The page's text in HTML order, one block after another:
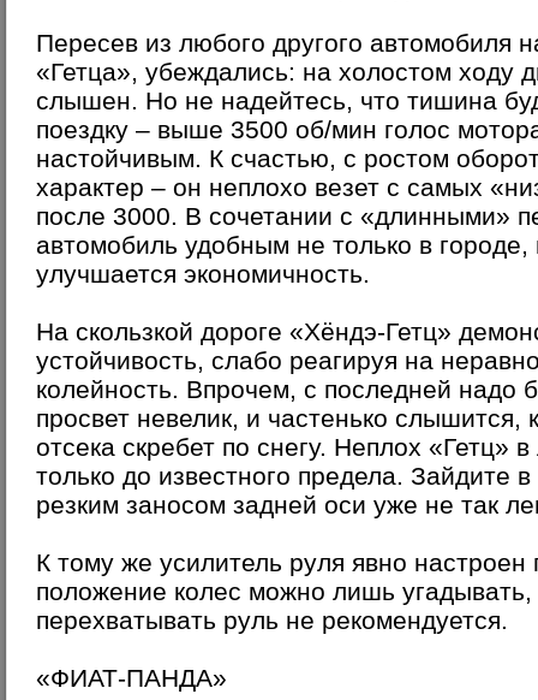
Пересев из любого другого автомобиля
«Гетца», убеждались: на холостом ходу
слышен. Но не надейтесь, что тишина
поездку – выше 3500 об/мин голос
настойчивым. К счастью, с ростом
характер – он неплохо везет с самых
после 3000. В сочетании с «длинными»
автомобиль удобным не только в
улучшается экономичность.
На скользкой дороге «Хёндэ-Гетц»
устойчивость, слабо реагируя на
колейность. Впрочем, с последней надо
просвет невелик, и частенько слышится,
отсека скребет по снегу. Неплох «Гетц»
только до известного предела. Зайдите
резким заносом задней оси уже не так
К тому же усилитель руля явно
положение колес можно лишь
перехватывать руль не рекомендуется.
«ФИАТ-ПАНДА»